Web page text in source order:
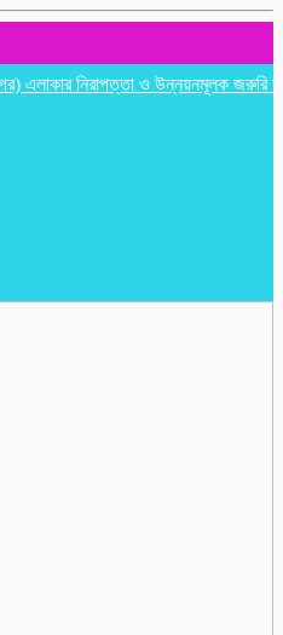
নিরাপত্তা ও উন্নয়নমূলক জরুরি সভা